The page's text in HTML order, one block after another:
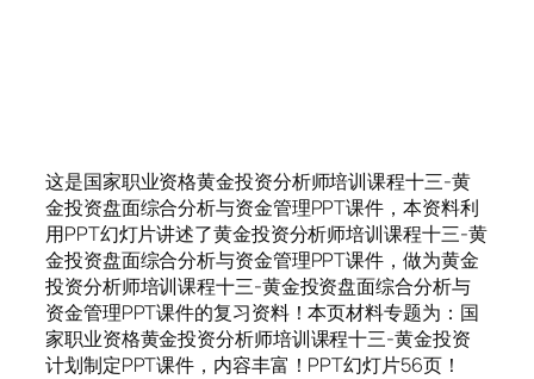
这是国家职业资格黄金投资分析师培训课程十三-黄
金投资盘面综合分析与资金管理PPT课件，本资料利
用PPT幻灯片讲述了黄金投资分析师培训课程十三-黄
金投资盘面综合分析与资金管理PPT课件，做为黄金
投资分析师培训课程十三-黄金投资盘面综合分析与
资金管理PPT课件的复习资料！本页材料专题为：国
家职业资格黄金投资分析师培训课程十三-黄金投资
计划制定PPT课件，内容丰富！PPT幻灯片56页！